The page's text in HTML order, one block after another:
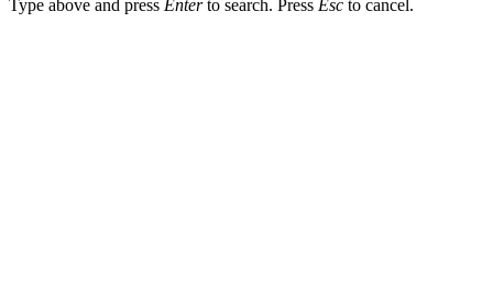
Type above and press Enterto search. Press Esc to cancel.